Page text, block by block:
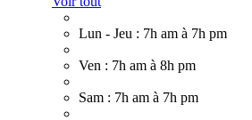
Lun - Jeu : 7h am à 7h pm
Ven : 7h am à 8h pm
Sam : 7h am à 7h pm